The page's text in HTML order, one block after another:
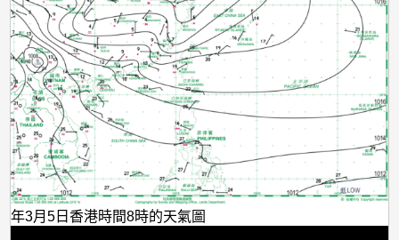
年3月5日香港時間8時的天氣圖